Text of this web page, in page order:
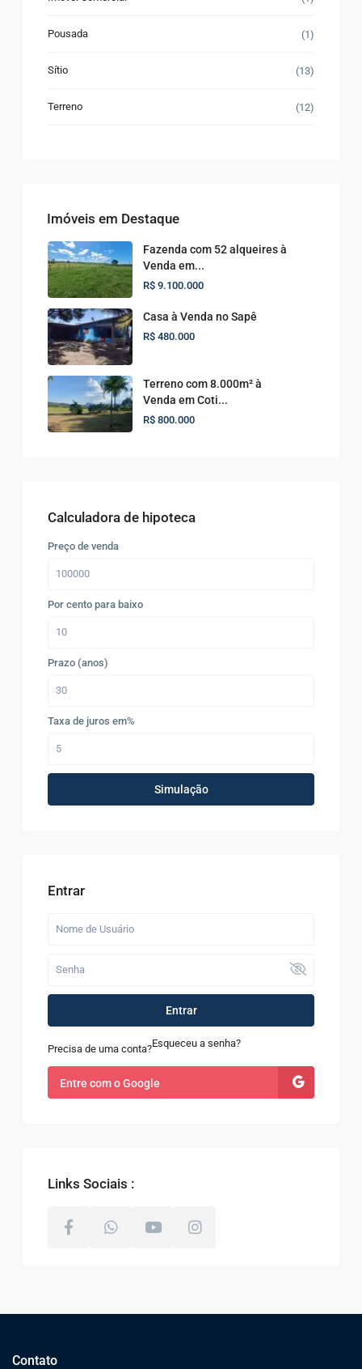
Pousada (1)
Sítio (13)
Terreno (12)
Imóveis em Destaque
Fazenda com 52 alqueires à
Venda em...
R$ 9.100.000
Casa à Venda no Sapê
R$ 480.000
Terreno com 8.000m² à
Venda em Coti...
R$ 800.000
Calculadora de hipoteca
Preço de venda
Por cento para baixo
Prazo (anos)
Taxa de juros em%
Simulação
Entrar
Entrar
Precisa de uma conta?Esqueceu a senha?
Entre com o Google
Links Sociais :
Contato